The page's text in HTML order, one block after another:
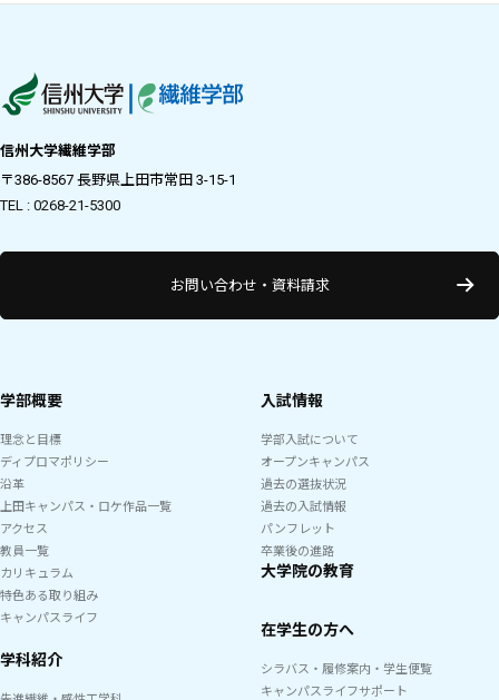
信州大学繊維学部
〒386-8567 長野県上田市常田 3-15-1
TEL : 0268-21-5300
お問い合わせ・資料請求
学部概要
理念と目標
ディプロマポリシー
沿革
上田キャンパス・ロケ作品一覧
アクセス
教員一覧
カリキュラム
特色ある取り組み
キャンパスライフ
学科紹介
入試情報
学部入試について
オープンキャンパス
過去の選抜状況
過去の入試情報
パンフレット
卒業後の進路
大学院の教育
在学生の方へ
シラバス・履修案内・学生便覧
キャンパスライフサポート